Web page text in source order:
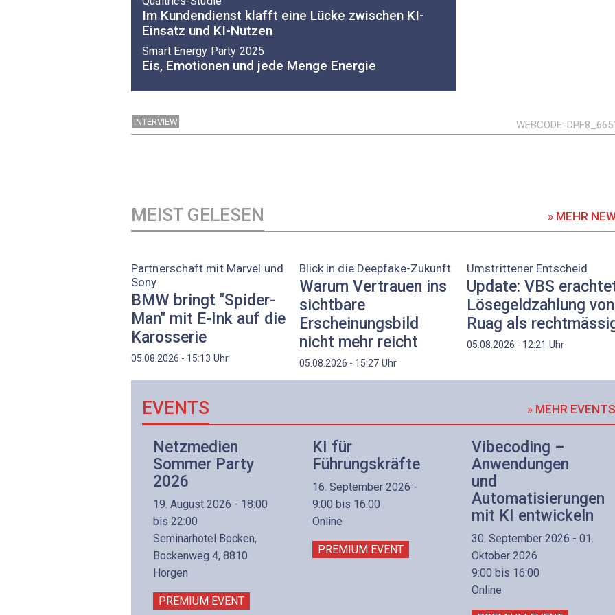
Im Kundendienst klafft eine Lücke zwischen KI-
Einsatz und KI-Nutzen
Smart Energy Party 2025
Eis, Emotionen und jede Menge Energie
INTERVIEW WEBCODE
MEIST GELESEN » MEHR
Partnerschaft mit Marvel und
Sony
BMW bringt "Spider-
Man" mit E-Ink auf die
Karosserie
05.08.2026 - 15:13 Uhr
Blick in die Deepfake-Zukunft
Warum Vertrauen ins
sichtbare
Erscheinungsbild
nicht mehr reicht
05.08.2026 - 15:27Uhr
Umstrittener Entscheid
Update: VBS
Lösegeldzahlung von
Ruag als
05.08.2026 - 12:21 Uhr
EVENTS » MEHR EVENTS
Netzmedien
Sommer Party
2026
19. August 2026 - 18:00
bis 22:00
Seminarhotel Bocken,
Bockenweg 4, 8810
Horgen
PREMIUM EVENT
KI für
Führungskräfte
16. September 2026 -
9:00 bis 16:00
Online
PREMIUM EVENT
Vibecoding –
Anwendungen
und
Automatisierungen
mit KI entwickeln
30. September 2026 - 01.
Oktober 2026
9:00 bis 16:00
Online